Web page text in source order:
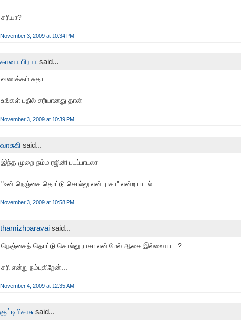
சரியா?
November 3, 2009 at 10:34 PM
கானா பிரபா said...
வணக்கம் சுதா
உங்கள் பதில் சரியானது தான்
November 3, 2009 at 10:39 PM
வாசுகி said...
இந்த முறை நம்ம ரஜினி படப்பாடலா
"உன் நெஞ்சை தொட்டு சொல்லு என் ராசா" என்ற பாடல்
November 3, 2009 at 10:58 PM
thamizhparavai said...
நெஞ்சைத் தொட்டு சொல்லு ராசா என் மேல் ஆசை இல்லையா...?
சரி என்று நம்புகிறேன்...
November 4, 2009 at 12:35 AM
குட்டிபிசாசு said...